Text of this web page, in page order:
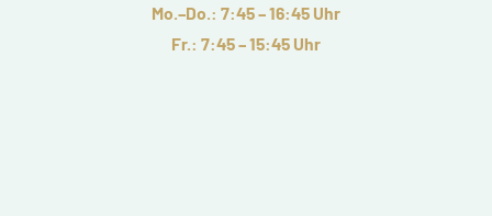
Mo.–Do.: 7:45 – 16:45 Uhr
Fr.: 7:45 – 15:45 Uhr